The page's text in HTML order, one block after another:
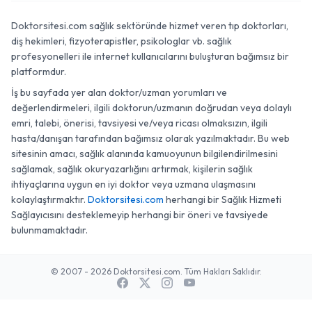
Doktorsitesi.com sağlık sektöründe hizmet veren tıp doktorları,
diş hekimleri, fizyoterapistler, psikologlar vb. sağlık
profesyonelleri ile internet kullanıcılarını buluşturan bağımsız bir
platformdur.
İş bu sayfada yer alan doktor/uzman yorumları ve
değerlendirmeleri, ilgili doktorun/uzmanın doğrudan veya dolaylı
emri, talebi, önerisi, tavsiyesi ve/veya ricası olmaksızın, ilgili
hasta/danışan tarafından bağımsız olarak yazılmaktadır. Bu web
sitesinin amacı, sağlık alanında kamuoyunun bilgilendirilmesini
sağlamak, sağlık okuryazarlığını artırmak, kişilerin sağlık
ihtiyaçlarına uygun en iyi doktor veya uzmana ulaşmasını
kolaylaştırmaktır. Doktorsitesi.com herhangi bir Sağlık Hizmeti
Sağlayıcısını desteklemeyip herhangi bir öneri ve tavsiyede
bulunmamaktadır.
© 2007 - 2026 Doktorsitesi.com. Tüm Hakları Saklıdır.